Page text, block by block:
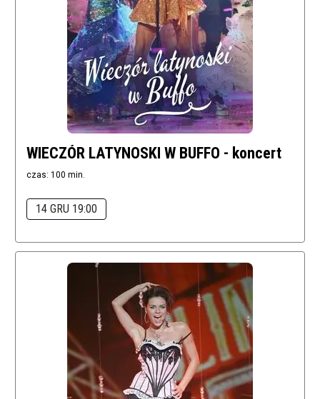
WIECZÓR LATYNOSKI W BUFFO - koncert
czas: 100 min.
14 GRU 19:00